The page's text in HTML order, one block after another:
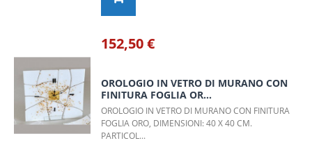
152,50 €
OROLOGIO IN VETRO DI MURANO CON
FINITURA FOGLIA OR...
OROLOGIO IN VETRO DI MURANO CON FINITURA
FOGLIA ORO, DIMENSIONI: 40 X 40 CM.
PARTICOL...